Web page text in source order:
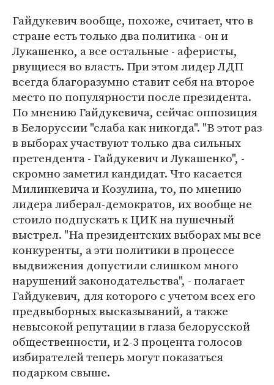
Гайдукевич вообще, похоже, считает, что в
стране есть только два политика - он и
Лукашенко, а все остальные - аферисты,
рвущиеся во власть. При этом лидер ЛДП
всегда благоразумно ставит себя на второе
место по популярности после президента.
По мнению Гайдукевича, сейчас оппозиция
в Белоруссии "слаба как никогда". "В этот раз
в выборах участвуют только два сильных
претендента - Гайдукевич и Лукашенко", -
скромно заметил кандидат. Что касается
Милинкевича и Козулина, то, по мнению
лидера либерал-демократов, их вообще не
стоило подпускать к ЦИК на пушечный
выстрел. "На президентских выборах мы все
конкуренты, а эти политики в процессе
выдвижения допустили слишком много
нарушений законодательства", - полагает
Гайдукевич, для которого с учетом всех его
предвыборных высказываний, а также
невысокой репутации в глаза белорусской
общественности, и 2-3 процента голосов
избирателей теперь могут показаться
подарком свыше.